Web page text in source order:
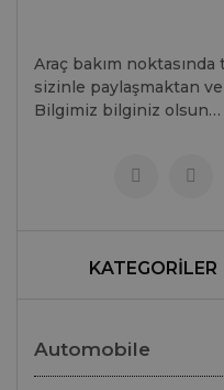
Araç bakım
sizinle paylaşmaktan
Bilgimiz bilginiz olsun…
KATEGORİLER
Automobile